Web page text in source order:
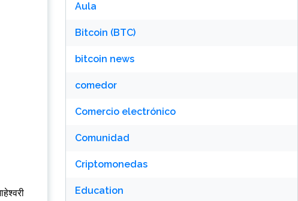
Aula
Bitcoin (BTC)
bitcoin news
comedor
Comercio electrónico
Comunidad
Criptomonedas
Education